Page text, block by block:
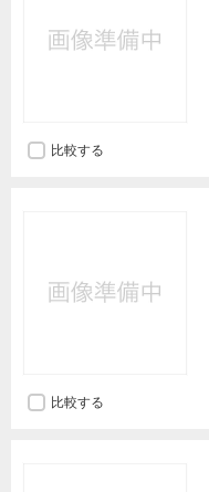
比較する
比較する